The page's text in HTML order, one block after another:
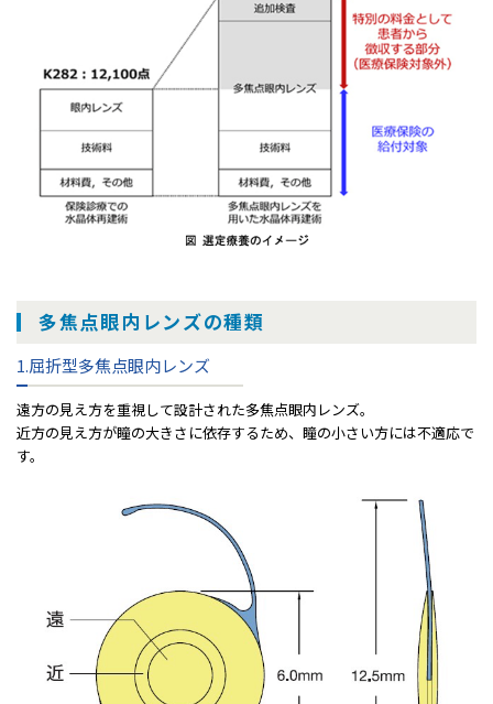
多焦点眼内レンズの種類
1.屈折型多焦点眼内レンズ
遠⽅の⾒え⽅を重視して設計された多焦点眼内レンズ。
近⽅の⾒え⽅が瞳の⼤きさに依存するため、瞳の⼩さい⽅には不適応で
す。